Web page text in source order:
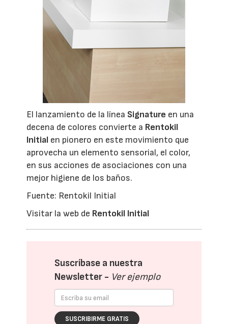
El lanzamiento de la línea Signature en una
decena de colores convierte a Rentokil
Initial en pionero en este movimiento que
aprovecha un elemento sensorial, el color,
en sus acciones de asociaciones con una
mejor higiene de los baños.
Fuente: Rentokil Initial
Visitar la web de Rentokil Initial
Suscríbase a nuestra
Newsletter - Ver ejemplo
SUSCRIBIRME GRATIS